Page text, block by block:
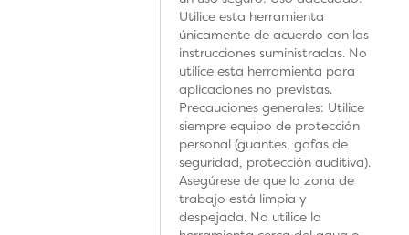
Utilice esta herramienta
únicamente de acuerdo con las
instrucciones suministradas. No
utilice esta herramienta para
aplicaciones no previstas.
Precauciones generales: Utilice
siempre equipo de protección
personal (guantes, gafas de
seguridad, protección auditiva).
Asegúrese de que la zona de
trabajo está limpia y
despejada. No utilice la